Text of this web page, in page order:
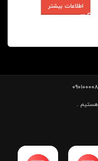
اطلاعات بیشتر